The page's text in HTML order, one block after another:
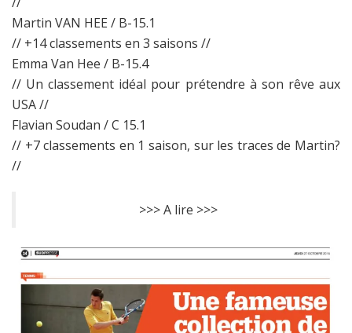
Martin VAN HEE / B-15.1
// +14 classements en 3 saisons //
Emma Van Hee / B-15.4
// Un classement idéal pour prétendre à son rêve aux
USA //
Flavian Soudan / C 15.1
// +7 classements en 1 saison, sur les traces de Martin?
//
>>> A lire >>>